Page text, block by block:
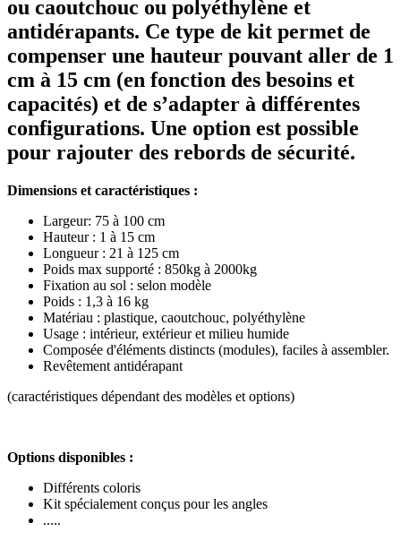
ou caoutchouc ou polyéthylène et
antidérapants. Ce type de kit permet de
compenser une hauteur pouvant aller de 1
cm à 15 cm (en fonction des besoins et
capacités) et de s’adapter à différentes
configurations. Une option est possible
pour rajouter des rebords de sécurité.
Dimensions et caractéristiques :
Largeur: 75 à 100 cm
Hauteur : 1 à 15 cm
Longueur : 21 à 125 cm
Poids max supporté : 850kg à 2000kg
Fixation au sol : selon modèle
Poids : 1,3 à 16 kg
Matériau : plastique, caoutchouc, polyéthylène
Usage : intérieur, extérieur et milieu humide
Composée d'éléments distincts (modules), faciles à assembler.
Revêtement antidérapant
(caractéristiques dépendant des modèles et options)
Options disponibles :
Différents coloris
Kit spécialement conçus pour les angles
.....